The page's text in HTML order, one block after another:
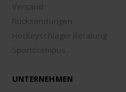
Versand
Rücksendungen
Hockeyschläger Beratung
Sportscampus
UNTERNEHMEN